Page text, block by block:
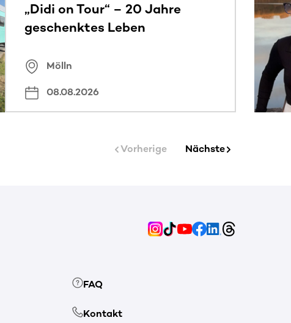
„Didi on Tour“ – 20 Jahre
geschenktes Leben
Mölln
08.08.2026
Vorherige Nächste
FAQ
Kontakt